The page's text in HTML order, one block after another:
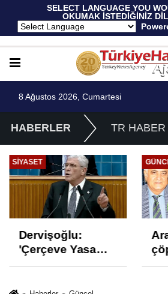
SELECT LANGUAGE YOU
OKUMAK İSTEDİĞİNİZ
8 Ağustos 2026, Cumartesi
HABERLER TR HABER
SIYASET
Dervişoğlu:
'Çerçeve Yasa
Çözüm Değil,